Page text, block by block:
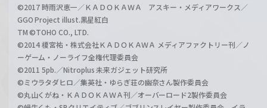
©2017 時雨沢恵一／ＫＡＤＯＫＡＷＡ アスキー・メディアワークス／
GGO Project illust.黒星紅白
TM ©TOHO CO., LTD.
©2014 榎宮祐・株式会社ＫＡＤＯＫＡＷＡ メディアファクトリー刊／ノ
ーゲーム・ノーライフ全権代理委員会
©2011 5pb.／Nitroplus 未来ガジェット研究所
©ミウラタダヒロ／集英社・ゆらぎ荘の幽奈さん製作委員会
©丸山くがね・ＫＡＤＯＫＡＷＡ刊／オーバーロード2製作委員会